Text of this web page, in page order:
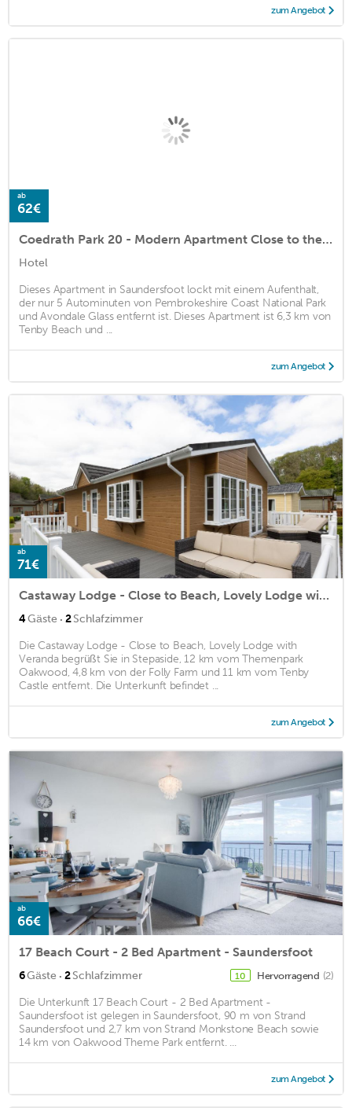
zum Angebot
ab
62€
Coedrath Park 20 - Modern Apartment Close to the Beach
Hotel
Dieses Apartment in Saundersfoot lockt mit einem Aufenthalt,
der nur 5 Autominuten von Pembrokeshire Coast National Park
und Avondale Glass entfernt ist. Dieses Apartment ist 6,3 km von
Tenby Beach und ...
zum Angebot
ab
71€
Castaway Lodge - Close to Beach, Lovely Lodge with Veranda
4Gäste · 2Schlafzimmer
Die Castaway Lodge - Close to Beach, Lovely Lodge with
Veranda begrüßt Sie in Stepaside, 12 km vom Themenpark
Oakwood, 4,8 km von der Folly Farm und 11 km vom Tenby
Castle entfernt. Die Unterkunft befindet ...
zum Angebot
ab
66€
17 Beach Court - 2 Bed Apartment - Saundersfoot
6Gäste · 2Schlafzimmer 10 Hervorragend (2)
Die Unterkunft 17 Beach Court - 2 Bed Apartment -
Saundersfoot ist gelegen in Saundersfoot, 90 m von Strand
Saundersfoot und 2,7 km von Strand Monkstone Beach sowie
14 km von Oakwood Theme Park entfernt. ...
zum Angebot